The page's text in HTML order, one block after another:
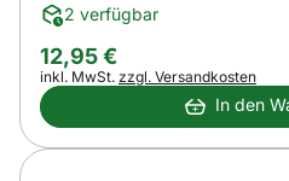
2 verfügbar
12,95€
Steuerhinweis:
inkl. MwSt. zzgl. Versandkosten
In den